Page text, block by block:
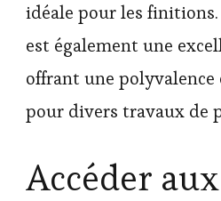
idéale pour les
est également une
offrant une
pour divers travaux de
Accéder aux